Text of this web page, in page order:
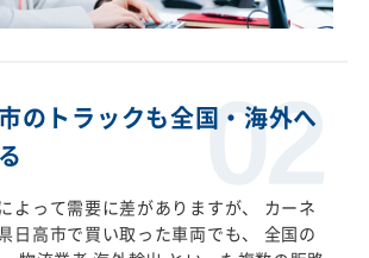
のトラックも全国・海外へ
よって需要に差がありますが、 カーネ
日高市で買い取った車両でも、 全国の